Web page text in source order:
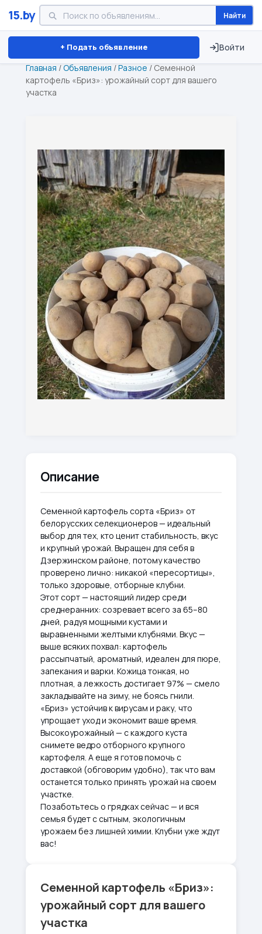
15.by Найти
+ Подать объявление Войти
Минск Витебск Брест ⏱ ТОЛЬКО 15 ДНЕЙ
Главная /Объявления /Разное / Семенной
картофель «Бриз»: урожайный сорт для вашего
участка
Описание
Семенной картофель сорта «Бриз» от
белорусских селекционеров — идеальный
выбор для тех, кто ценит стабильность, вкус
и крупный урожай. Выращен для себя в
Дзержинском районе, потому качество
проверено лично: никакой «пересортицы»,
только здоровые, отборные клубни.
Этот сорт — настоящий лидер среди
среднеранних: созревает всего за 65–80
дней, радуя мощными кустами и
выравненными желтыми клубнями. Вкус —
выше всяких похвал: картофель
рассыпчатый, ароматный, идеален для пюре,
запекания и варки. Кожица тонкая, но
плотная, а лежкость достигает 97% — смело
закладывайте на зиму, не боясь гнили.
«Бриз» устойчив к вирусам и раку, что
упрощает уход и экономит ваше время.
Высокоурожайный — с каждого куста
снимете ведро отборного крупного
картофеля. А еще я готов помочь с
доставкой (обговорим удобно), так что вам
останется только принять урожай на своем
участке.
Позаботьтесь о грядках сейчас — и вся
семья будет с сытным, экологичным
урожаем без лишней химии. Клубни уже ждут
вас!
Семенной картофель «Бриз»:
урожайный сорт для вашего
участка